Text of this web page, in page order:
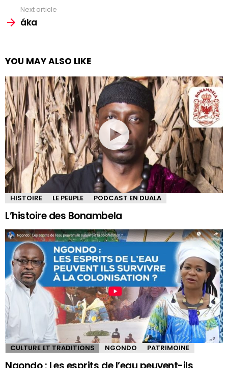
Next article
áka
YOU MAY ALSO LIKE
HISTOIRE LE PEUPLE PODCAST EN DUALA
L’histoire des Bonambela
CULTURE ET TRADITIONS NGONDO PATRIMOINE